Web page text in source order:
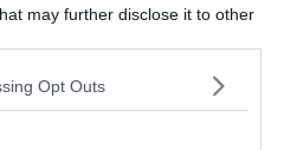
may further disclose it to other
Opt Outs